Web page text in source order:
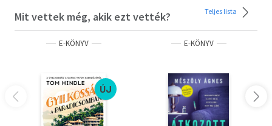
Mit vettek még, akik ezt vették? Teljes lista
E-KÖNYV
ÚJ
E-KÖNYV